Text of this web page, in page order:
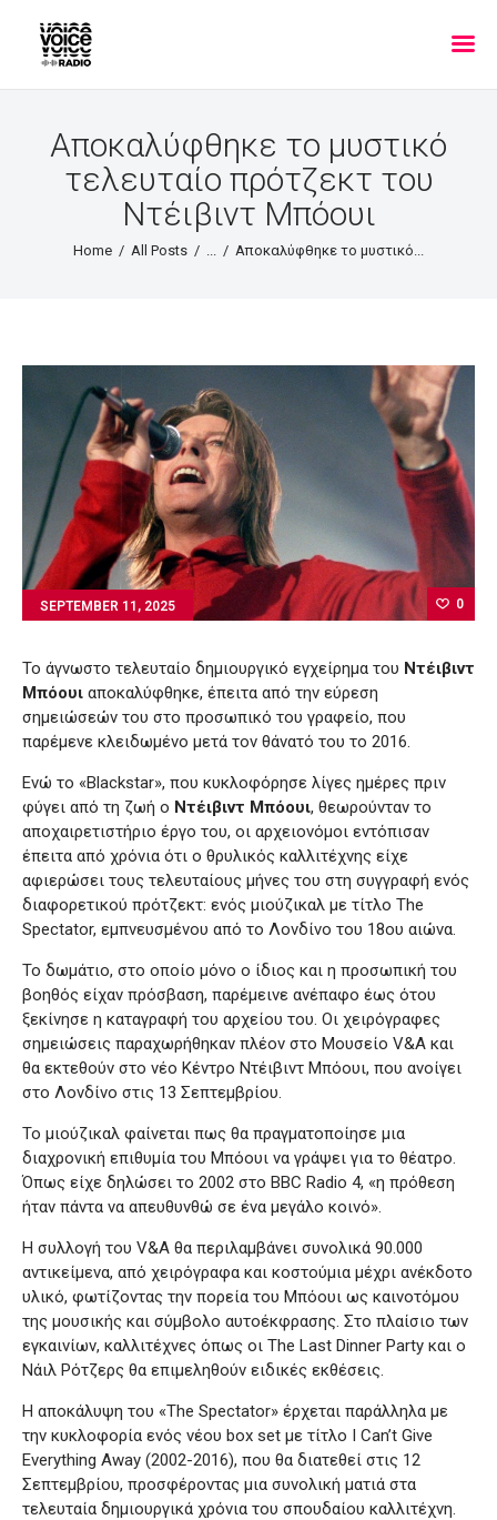
Αποκαλύφθηκε το μυστικό
τελευταίο πρότζεκτ του
Ντέιβιντ Μπόουι
Home All Posts Αποκαλύφθηκε το μυστικό...
SEPTEMBER 11, 2025 0
Το άγνωστο τελευταίο δημιουργικό εγχείρημα του Ντέιβιντ
Μπόουι αποκαλύφθηκε, έπειτα από την εύρεση
σημειώσεών του στο προσωπικό του γραφείο, που
παρέμενε κλειδωμένο μετά τον θάνατό του το 2016.
Ενώ το «Blackstar», που κυκλοφόρησε λίγες ημέρες πριν
φύγει από τη ζωή ο Ντέιβιντ Μπόουι, θεωρούνταν το
αποχαιρετιστήριο έργο του, οι αρχειονόμοι εντόπισαν
έπειτα από χρόνια ότι ο θρυλικός καλλιτέχνης είχε
αφιερώσει τους τελευταίους μήνες του στη συγγραφή ενός
διαφορετικού πρότζεκτ: ενός μιούζικαλ με τίτλο The
Spectator, εμπνευσμένου από το Λονδίνο του 18ου αιώνα.
Το δωμάτιο, στο οποίο μόνο ο ίδιος και η προσωπική του
βοηθός είχαν πρόσβαση, παρέμεινε ανέπαφο έως ότου
ξεκίνησε η καταγραφή του αρχείου του. Οι χειρόγραφες
σημειώσεις παραχωρήθηκαν πλέον στο Μουσείο V&A και
θα εκτεθούν στο νέο Κέντρο Ντέιβιντ Μπόουι, που ανοίγει
στο Λονδίνο στις 13 Σεπτεμβρίου.
Το μιούζικαλ φαίνεται πως θα πραγματοποίησε μια
διαχρονική επιθυμία του Μπόουι να γράψει για το θέατρο.
Όπως είχε δηλώσει το 2002 στο BBC Radio 4, «η πρόθεση
ήταν πάντα να απευθυνθώ σε ένα μεγάλο κοινό».
Η συλλογή του V&A θα περιλαμβάνει συνολικά 90.000
αντικείμενα, από χειρόγραφα και κοστούμια μέχρι ανέκδοτο
υλικό, φωτίζοντας την πορεία του Μπόουι ως καινοτόμου
της μουσικής και σύμβολο αυτοέκφρασης. Στο πλαίσιο των
εγκαινίων, καλλιτέχνες όπως οι The Last Dinner Party και ο
Νάιλ Ρότζερς θα επιμεληθούν ειδικές εκθέσεις.
Η αποκάλυψη του «The Spectator» έρχεται παράλληλα με
την κυκλοφορία ενός νέου box set με τίτλο I Can’t Give
Everything Away (2002-2016), που θα διατεθεί στις 12
Σεπτεμβρίου, προσφέροντας μια συνολική ματιά στα
τελευταία δημιουργικά χρόνια του σπουδαίου καλλιτέχνη.